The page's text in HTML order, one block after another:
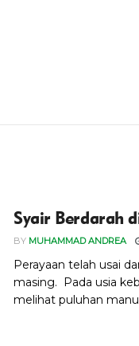
Syair Berdarah
BY MUHAMMAD ANDREA
Perayaan telah usai
masing. Pada usia
melihat puluhan